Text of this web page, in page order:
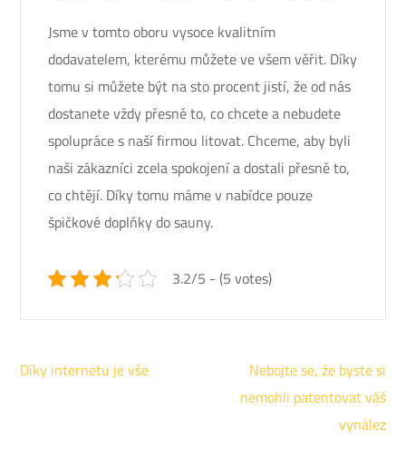
Jsme v tomto oboru vysoce kvalitním
dodavatelem, kterému můžete ve všem věřit. Díky
tomu si můžete být na sto procent jistí, že od nás
dostanete vždy přesně to, co chcete a nebudete
spolupráce s naší firmou litovat. Chceme, aby byli
naši zákazníci zcela spokojení a dostali přesně to,
co chtějí. Díky tomu máme v nabídce pouze
špičkové doplňky do sauny.
3.2/5 - (5 votes)
Navigace
Díky internetu je vše
Nebojte se, že byste si
nemohli patentovat váš
vynález